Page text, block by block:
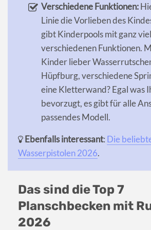
Verschiedene Funktionen:
Linie die Vorlieben des
gibt Kinderpools mit ganz
verschiedenen Funktionen.
Kinder lieber
Hüpfburg, verschiedene
eine Kletterwand? Egal was
bevorzugt, es gibt für alle
passendes Modell.
Ebenfalls interessant: Die
Wasserpistolen 2026.
Das sind die Top 7
Planschbecken mit
2026